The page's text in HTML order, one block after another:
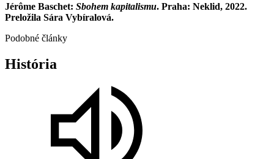
Jérôme Baschet: Sbohem kapitalismu. Praha: Neklid, 2022.
Preložila Sára Vybíralová.
Podobné články
História